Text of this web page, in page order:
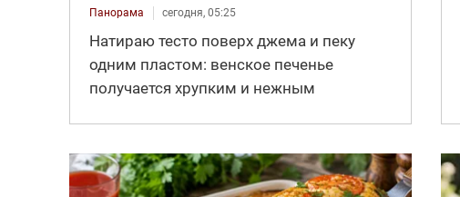
Панорама сегодня, 05:25
Натираю тесто поверх джема и пеку
одним пластом: венское печенье
получается хрупким и нежным